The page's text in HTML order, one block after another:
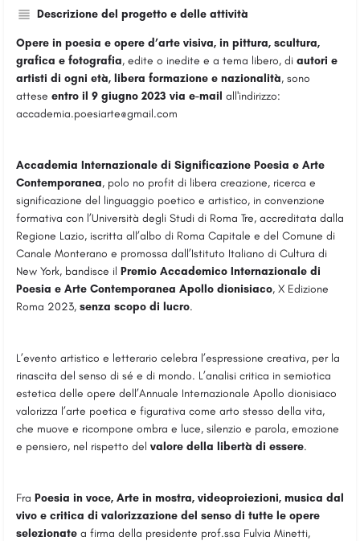
Descrizione del progetto e delle attività
Opere in poesia e opere d’arte visiva, in pittura, scultura,
grafica e fotografia, edite o inedite e a tema libero, di autori e
artisti di ogni età, libera formazione e nazionalità, sono
attese entro il 9 giugno 2023 via e-mail all'indirizzo:
accademia.poesiarte@gmail.com
Accademia Internazionale di Significazione Poesia e Arte
Contemporanea, polo no profit di libera creazione, ricerca e
significazione del linguaggio poetico e artistico, in convenzione
formativa con l’Università degli Studi di Roma Tre, accreditata dalla
Regione Lazio, iscritta all’albo di Roma Capitale e del Comune di
Canale Monterano e promossa dall’Istituto Italiano di Cultura di
New York, bandisce il Premio Accademico Internazionale di
Poesia e Arte Contemporanea Apollo dionisiaco, X Edizione
Roma 2023, senza scopo di lucro.
L’evento artistico e letterario celebra l’espressione creativa, per la
rinascita del senso di sé e di mondo. L’analisi critica in semiotica
estetica delle opere dell’Annuale Internazionale Apollo dionisiaco
valorizza l’arte poetica e figurativa come arto stesso della vita,
che muove e ricompone ombra e luce, silenzio e parola, emozione
e pensiero, nel rispetto del valore della libertà di essere.
Fra Poesia in voce, Arte in mostra, videoproiezioni, musica dal
vivo e critica di valorizzazione del senso di tutte le opere
selezionate a firma della presidente prof.ssa Fulvia Minetti,